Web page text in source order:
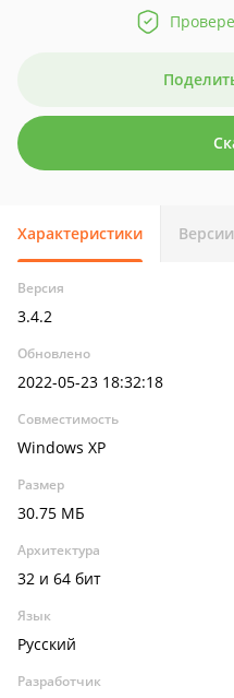
Характеристики Версии
Версия
3.4.2
Обновлено
2022-05-23 18:32:18
Совместимость
Windows XP
Размер
30.75 МБ
Архитектура
32 и 64 бит
Язык
Русский
Разработчик